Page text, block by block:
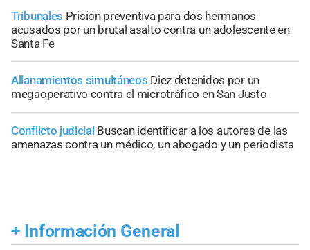
Tribunales Prisión preventiva para dos hermanos
acusados por un brutal asalto contra un adolescente en
Santa Fe
Allanamientos simultáneos Diez detenidos por un
megaoperativo contra el microtráfico en San Justo
Conflicto judicial Buscan identificar a los autores de las
amenazas contra un médico, un abogado y un periodista
+ Información General